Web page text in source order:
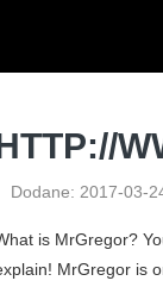
Dodane: 2017-03-
is MrGregor?
MrGregor is